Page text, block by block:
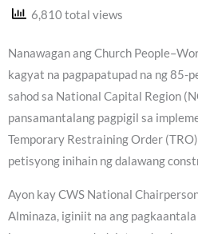
6,810 total views
Nanawagan ang Church
kagyat na pagpapatupad na ng 85-
sahod sa National Capital Region
pansamantalang pagpigil sa
Temporary Restraining Order
petisyong inihain ng dalawang
Ayon kay CWS National
Alminaza, iginiit na ang